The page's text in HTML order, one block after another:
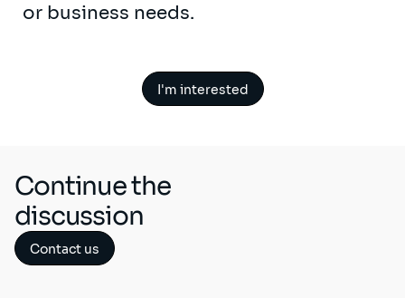
or business needs.
I'm interested
Continue the
discussion
Contact us